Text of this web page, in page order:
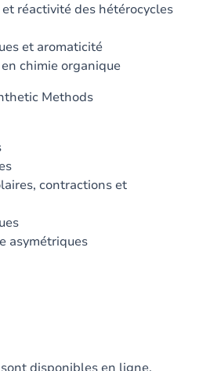
réactivité des hétérocycles
et aromaticité
chimie organique
Methods
contractions et
asymétriques